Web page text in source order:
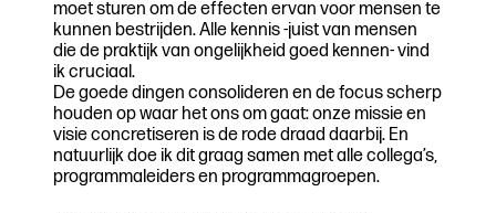
moet sturen om de effecten ervan voor mensen te
kunnen bestrijden. Alle kennis -juist van mensen
die de praktijk van ongelijkheid goed kennen- vind
ik cruciaal.
De goede dingen consolideren en de focus scherp
houden op waar het ons om gaat: onze missie en
visie concretiseren is de rode draad daarbij. En
natuurlijk doe ik dit graag samen met alle collega’s,
programmaleiders en programmagroepen.